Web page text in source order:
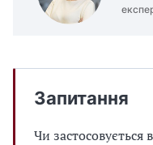
Запитання
Чи застосовується